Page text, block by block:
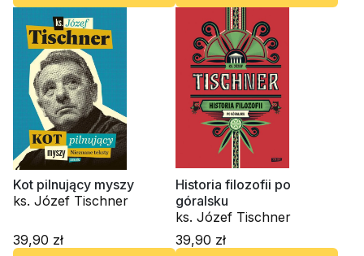
Kot pilnujący myszy
ks. Józef Tischner
39,90 zł
Historia filozofii po
góralsku
ks. Józef Tischner
39,90 zł